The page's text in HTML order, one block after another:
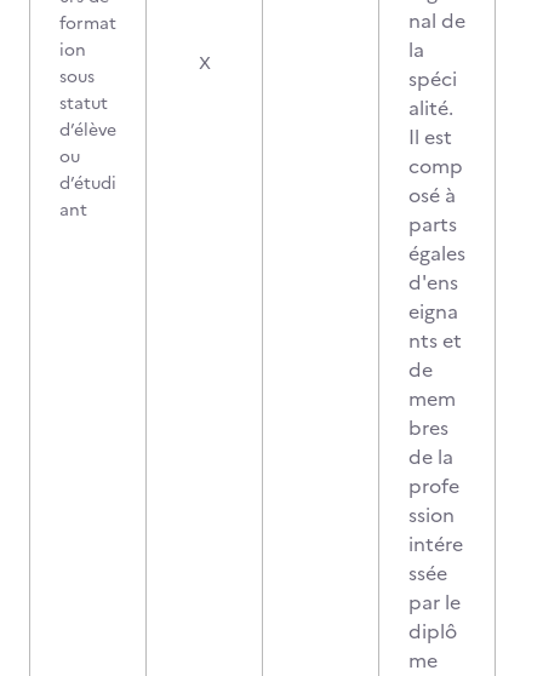
format
ion
sous
statut
d’élève
ou
d’étudi
ant
X
nal de
la
spéci
alité.
Il est
comp
osé à
parts
égales
d'ens
eigna
nts et
de
mem
bres
de la
profe
ssion
intére
ssée
par le
diplô
me